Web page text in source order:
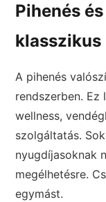
Pihenés
klasszikus
A pihenés
rendszerben.
wellness,
szolgáltatás.
nyugdíjasoknak
megélhetésre.
egymást.